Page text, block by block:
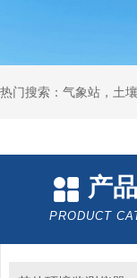
热门搜索：气象站，土
产
PRODUCT